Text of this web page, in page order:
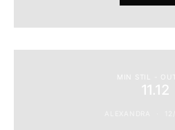
MIN STIL -
11.12